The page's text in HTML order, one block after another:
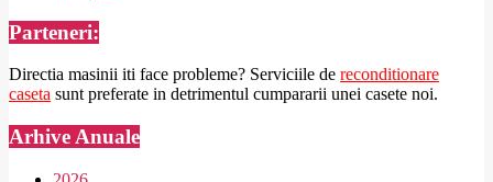
Parteneri:
Directia masinii iti face probleme? Serviciile de reconditionare
caseta sunt preferate in detrimentul cumpararii unei casete noi.
Arhive Anuale